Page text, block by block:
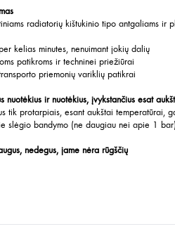
radiatorių kištukinio tipo antgaliams ir
kelias minutes, nenuimant jokių dalių
patikroms ir techninei priežiūrai
priemonių variklių patikrai
nuotėkius ir nuotėkius, įvykstančius esat
tik protarpiais, esant aukštai temperatūrai,
slėgio bandymo (ne daugiau nei apie 1 bar)
nedegus, jame nėra rūgščių